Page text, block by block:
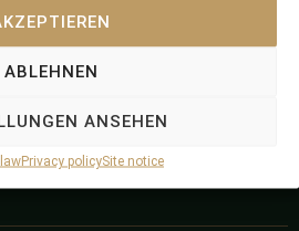
ABLEHNEN
ANSEHEN
Privacy policySite notice
Stauffenber
g
Racing